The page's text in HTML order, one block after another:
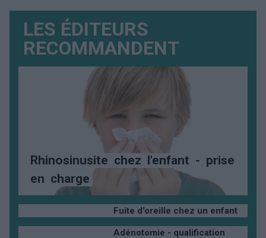
LES ÉDITEURS
RECOMMANDENT
Rhinosinusite chez l'enfant - prise
en charge
Fuite d'oreille chez un enfant
Adénotomie - qualification